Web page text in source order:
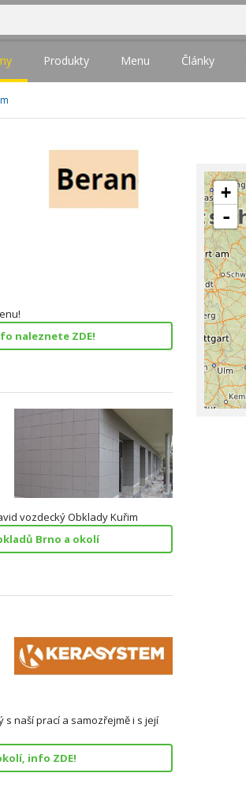
Produkty Menu Články
naleznete ZDE!
vozdecký Obklady Kuřim
Brno a okolí
naší prací a samozřejmě i s její
info ZDE!
+
-